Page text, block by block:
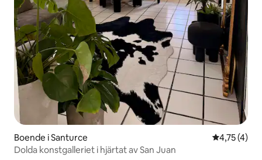
Boende i Santurce 4,75 av 5 i
4,75 (4)
Dolda konstgalleriet i hjärtat av San Juan